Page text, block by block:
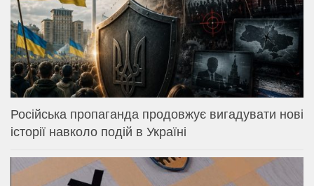
Російська пропаганда продовжує вигадувати нові
історії навколо подій в Україні